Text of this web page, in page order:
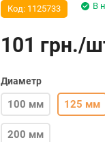
В
Код: 1125733
101 грн./
Диаметр
100 мм 125 мм
200 мм